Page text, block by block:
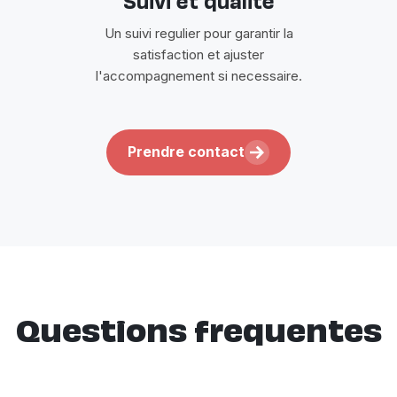
Suivi et qualite
Un suivi regulier pour garantir la
satisfaction et ajuster
l'accompagnement si necessaire.
Prendre contact
Questions frequentes